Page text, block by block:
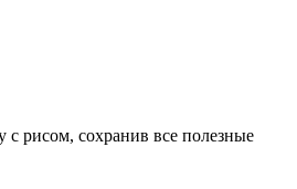
рисом, сохранив все полезные